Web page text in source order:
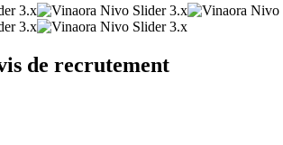
de recrutement